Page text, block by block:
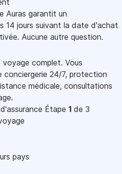
Auras garantit un
14 jours suivant la date d'achat
Aucune autre question.
complet. Vous
conciergerie 24/7, protection
médicale, consultations
Étape 1 de 3
pays